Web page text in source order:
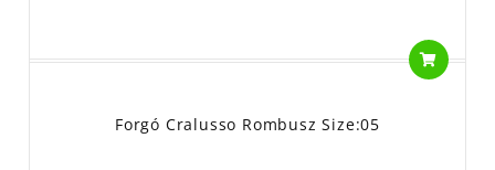
Forgó Cralusso Rombusz Size:05